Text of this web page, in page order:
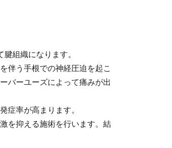
組織になります。
伴う手根での神経圧迫を起こ
バーユーズによって痛みが出
症率が高まります。
を抑える施術を行います。結